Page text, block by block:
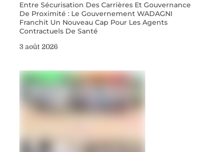
Entre Sécurisation Des Carrières Et Gouvernance
De Proximité : Le Gouvernement WADAGNI
Franchit Un Nouveau Cap Pour Les Agents
Contractuels De Santé
3 août 2026